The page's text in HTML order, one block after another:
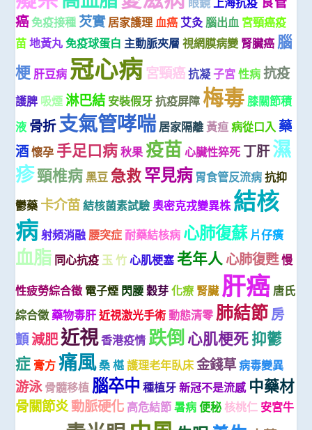
癌免疫接種 芡實 居家護理 血癌 艾灸 腦出血 宮頸癌疫
苗 地黃丸 免疫球蛋白 主動脈夾層 視網膜病變 腎臟癌 腦
梗 肝豆病 冠心病 宮頸癌 抗凝 子宮 性病 抗疫
護脾 吸煙 淋巴結 安裝假牙 抗疫屏障 梅毒 膝關節積
液 骨折支氣管哮喘 居家隔離 黃疸 病從口入 藥
酒懷孕 手足口病 秋果 疫苗 心臟性猝死 丁肝濕
疹頸椎病 黑豆 急救罕見病 胃食管反流病 抗抑
鬱藥 卡介苗 結核菌素試驗 奧密克戎變異株 結核
病 射頻消融 腰突症 耐藥結核病 心肺復蘇 片仔癀
血脂 同心抗疫 玉 竹 心肌梗塞 老年人 心肺復甦慢
性疲勞綜合徵 電子煙 閃腰 穀芽 化療 腎臟 肝癌 唐氏
綜合徵 藥物毒肝 近視激光手術 動態清零 肺結節房
顫減肥近視香港疫情 跌倒心肌梗死抑鬱
症 膏方 痛風桑 椹 護理老年臥床 金錢草 病毒變異
游泳 骨髓移植 腦卒中 種植牙 新冠不是流感 中藥材
骨關節炎動脈硬化 高危結節 暑病 便秘 核桃仁 安宮牛